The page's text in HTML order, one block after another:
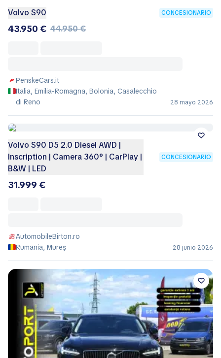
Volvo S90 CONCESIONARIO
43.950 € 44.950 €
PenskeCars.it
Italia, Emilia-Romagna, Bolonia, Casalecchio
di Reno
28 mayo 2026
Volvo S90 D5 2.0 Diesel AWD |
Inscription | Camera 360° | CarPlay |
B&W | LED
CONCESIONARIO
31.999 €
AutomobileBirton.ro
Rumania, Mureș
28 junio 2026